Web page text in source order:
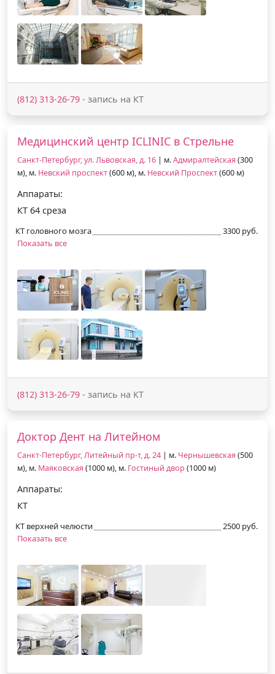
(812) 313-26-79 - запись на КТ
Медицинский центр ICLINIC в Стрельне
Санкт-Петербург, ул. Львовская, д. 16 | м.Адмиралтейская (300
м), м. Невский проспект(600 м), м. Невский Проспект(600 м)
Аппараты:
КТ 64 среза
КТ головного мозга
3300 руб.
Показать все
(812) 313-26-79 - запись на КТ
Доктор Дент на Литейном
Санкт-Петербург, Литейный пр-т, д. 24 | м. Чернышевская (500
м), м. Маяковская (1000 м), м. Гостиный двор (1000 м)
Аппараты:
КТ
КТ верхней челюсти
2500 руб.
Показать все